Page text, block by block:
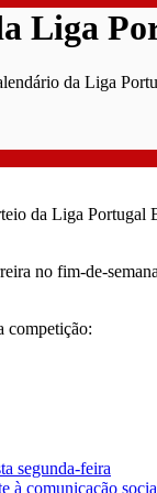
Liga
da Liga
da Liga
no fim-de-
competição:
segunda-feira
à comunicação